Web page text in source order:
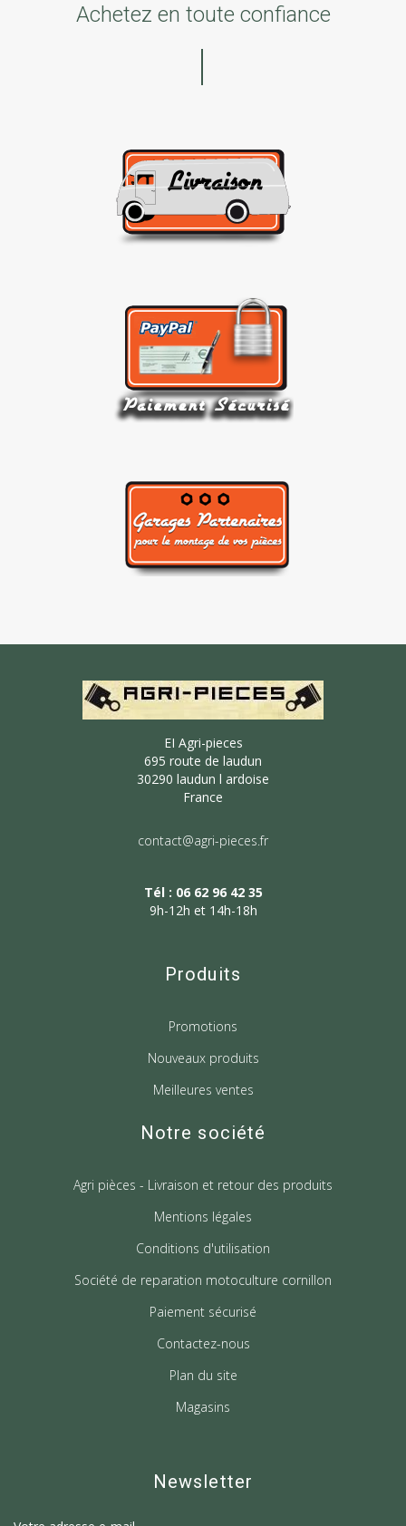
Achetez en toute confiance
EI Agri-pieces
695 route de laudun
30290 laudun l ardoise
France
contact@agri-pieces.fr
Tél : 06 62 96 42 35
9h-12h et 14h-18h
Produits
Promotions
Nouveaux produits
Meilleures ventes
Notre société
Agri pièces - Livraison et retour des produits
Mentions légales
Conditions d'utilisation
Société de reparation motoculture cornillon
Paiement sécurisé
Contactez-nous
Plan du site
Magasins
Newsletter